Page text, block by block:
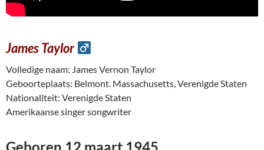
James Taylor
Volledige naam: James Vernon Taylor
Geboorteplaats: Belmont. Massachusetts, Verenigde Staten
Nationaliteit: Verenigde Staten
Amerikaanse singer songwriter